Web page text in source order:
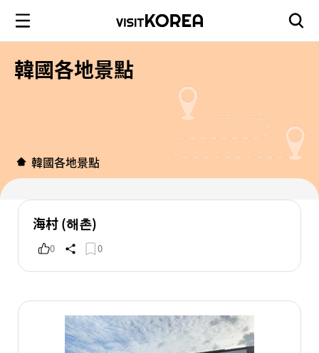
韓國各地景點
韓國各地景點
海村 (해촌)
0 0